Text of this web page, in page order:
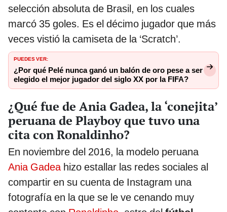
selección absoluta de Brasil, en los cuales
marcó 35 goles. Es el décimo jugador que más
veces vistió la camiseta de la ‘Scratch’.
PUEDES VER:
¿Por qué Pelé nunca ganó un balón de oro pese a ser
elegido el mejor jugador del siglo XX por la FIFA?
¿Qué fue de Ania Gadea, la ‘conejita’
peruana de Playboy que tuvo una
cita con Ronaldinho?
En noviembre del 2016, la modelo peruana
Ania Gadeahizo estallar las redes sociales al
compartir en su cuenta de Instagram una
fotografía en la que se le ve cenando muy